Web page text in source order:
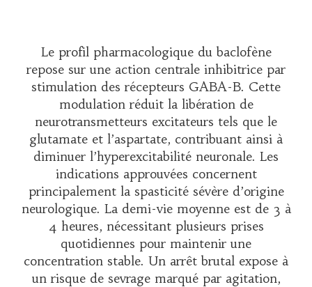
Le profil pharmacologique du baclofène
repose sur une action centrale inhibitrice par
stimulation des récepteurs GABA-B. Cette
modulation réduit la libération de
neurotransmetteurs excitateurs tels que le
glutamate et l’aspartate, contribuant ainsi à
diminuer l’hyperexcitabilité neuronale. Les
indications approuvées concernent
principalement la spasticité sévère d’origine
neurologique. La demi-vie moyenne est de 3 à
4 heures, nécessitant plusieurs prises
quotidiennes pour maintenir une
concentration stable. Un arrêt brutal expose à
un risque de sevrage marqué par agitation,